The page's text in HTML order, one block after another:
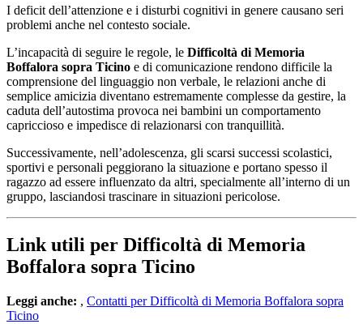
I deficit dell’attenzione e i disturbi cognitivi in genere causano seri
problemi anche nel contesto sociale.
L’incapacità di seguire le regole, le Difficoltà di Memoria
Boffalora sopra Ticino e di comunicazione rendono difficile la
comprensione del linguaggio non verbale, le relazioni anche di
semplice amicizia diventano estremamente complesse da gestire, la
caduta dell’autostima provoca nei bambini un comportamento
capriccioso e impedisce di relazionarsi con tranquillità.
Successivamente, nell’adolescenza, gli scarsi successi scolastici,
sportivi e personali peggiorano la situazione e portano spesso il
ragazzo ad essere influenzato da altri, specialmente all’interno di un
gruppo, lasciandosi trascinare in situazioni pericolose.
Link utili per Difficoltà di Memoria
Boffalora sopra Ticino
Leggi anche: , Contatti per Difficoltà di Memoria Boffalora sopra
Ticino